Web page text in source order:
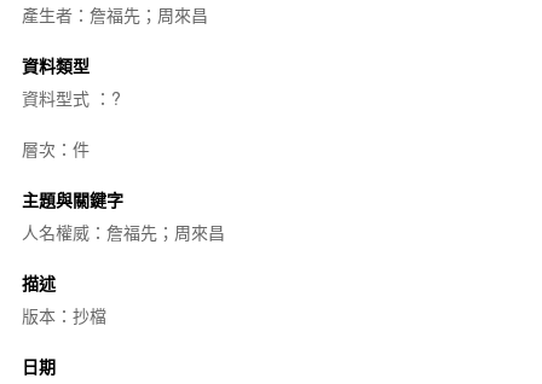
產生者：詹福先；周來昌
資料類型
資料型式 ：?
層次：件
主題與關鍵字
人名權威：詹福先；周來昌
描述
版本：抄檔
日期